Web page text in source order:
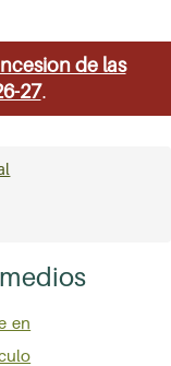
de las
27.
en